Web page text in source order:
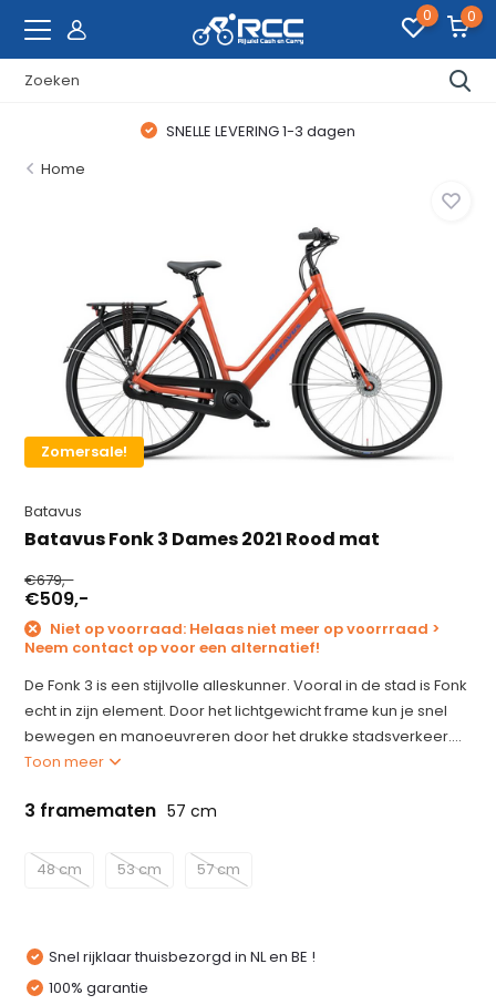
0 0
SNELLE LEVERING 1-3 dagen
Home
Zomersale!
Batavus
Batavus Fonk 3 Dames 2021 Rood mat
€679,-
€509,-
Niet op voorraad: Helaas niet meer op voorrraad >
Neem contact op voor een alternatief!
De Fonk 3 is een stijlvolle alleskunner. Vooral in de stad is Fonk
echt in zijn element. Door het lichtgewicht frame kun je snel
bewegen en manoeuvreren door het drukke stadsverkeer....
Toon meer
3 framematen 57 cm
48 cm 53 cm 57 cm
Snel rijklaar thuisbezorgd in NL en BE !
100% garantie